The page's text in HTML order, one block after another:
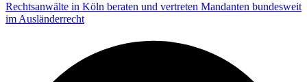
Rechtsanwälte in Köln beraten und vertreten Mandanten bundesweit
im Ausländerrecht